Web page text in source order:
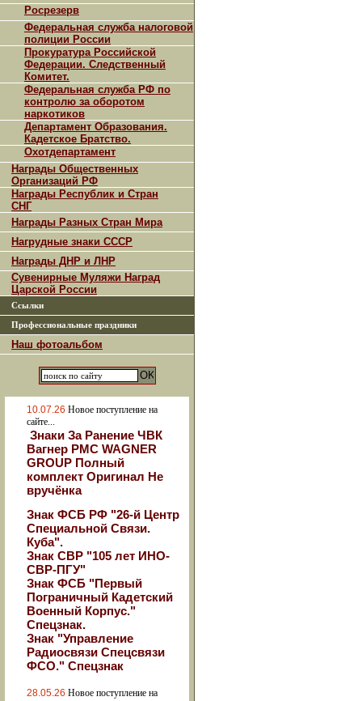
Росрезерв
Федеральная служба налоговой
полиции России
Прокуратура Российской
Федерации. Следственный
Комитет.
Федеральная служба РФ по
контролю за оборотом
наркотиков
Департамент Образования.
Кадетское Братство.
Охотдепартамент
Награды Общественных
Организаций РФ
Награды Республик и Стран
СНГ
Награды Разных Стран Мира
Нагрудные знаки СССР
Награды ДНР и ЛНР
Сувенирные Муляжи Наград
Царской России
Ссылки
Профессиональные праздники
Наш фотоальбом
10.07.26 Новое поступление на
сайте...
Знаки За Ранение ЧВК
Вагнер РМС WAGNER
GROUP Полный
комплект Оригинал Не
вручёнка
Знак ФСБ РФ "26-й Центр
Специальной Связи.
Куба".
Знак СВР "105 лет ИНО-
СВР-ПГУ"
Знак ФСБ "Первый
Пограничный Кадетский
Военный Корпус."
Спецзнак.
Знак "Управление
Радиосвязи Спецсвязи
ФСО." Спецзнак
28.05.26 Новое поступление на